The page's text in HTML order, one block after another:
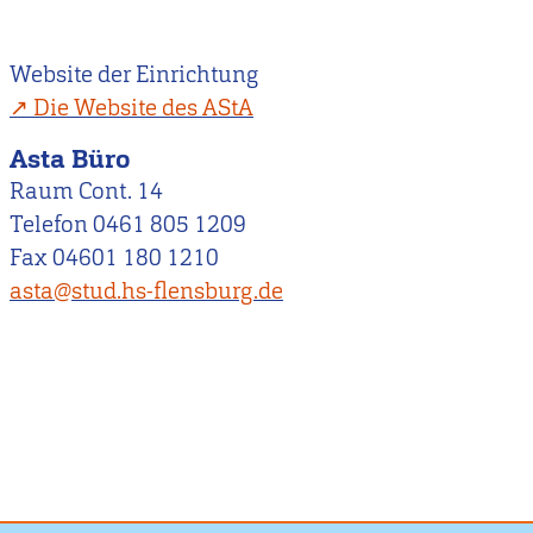
Website der Einrichtung
Die Website des AStA
Asta Büro
Raum Cont. 14
Telefon 0461 805 1209
Fax 04601 180 1210
asta@stud.hs-flensburg.de